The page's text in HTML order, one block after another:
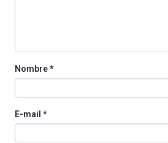
Nombre*
E-mail *